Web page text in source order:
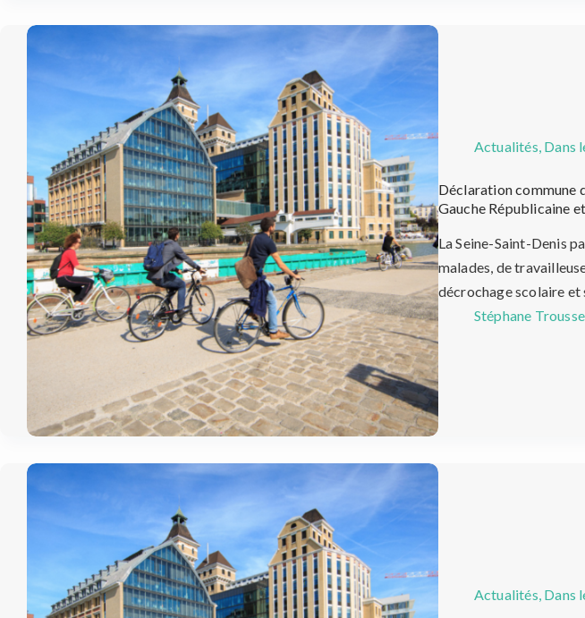
Actualités, Dans
Déclaration commune
Gauche Républicaine
La Seine-Saint-Denis
malades, de
décrochage scolaire et
Stéphane
Actualités Dans